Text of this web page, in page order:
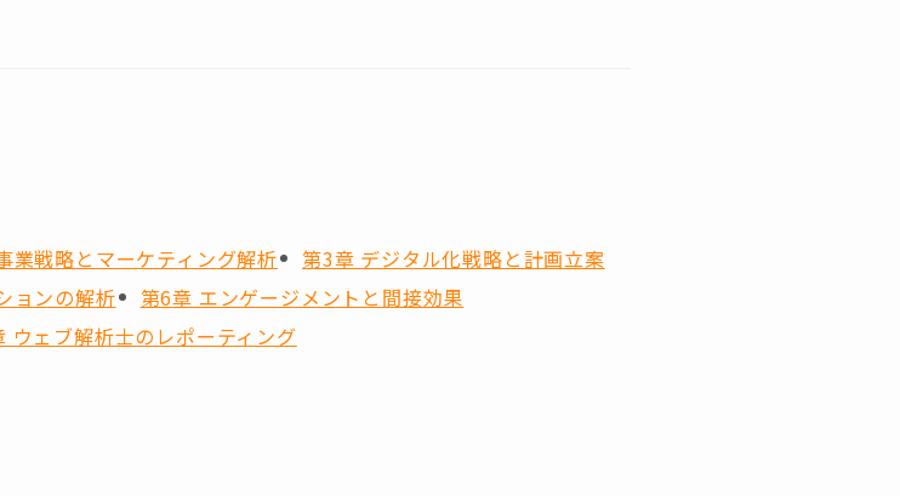
業戦略とマーケティング解析
第3章 デジタル化戦略と計画立案
ョンの解析
第6章 エンゲージメントと間接効果
ウェブ解析士のレポーティング